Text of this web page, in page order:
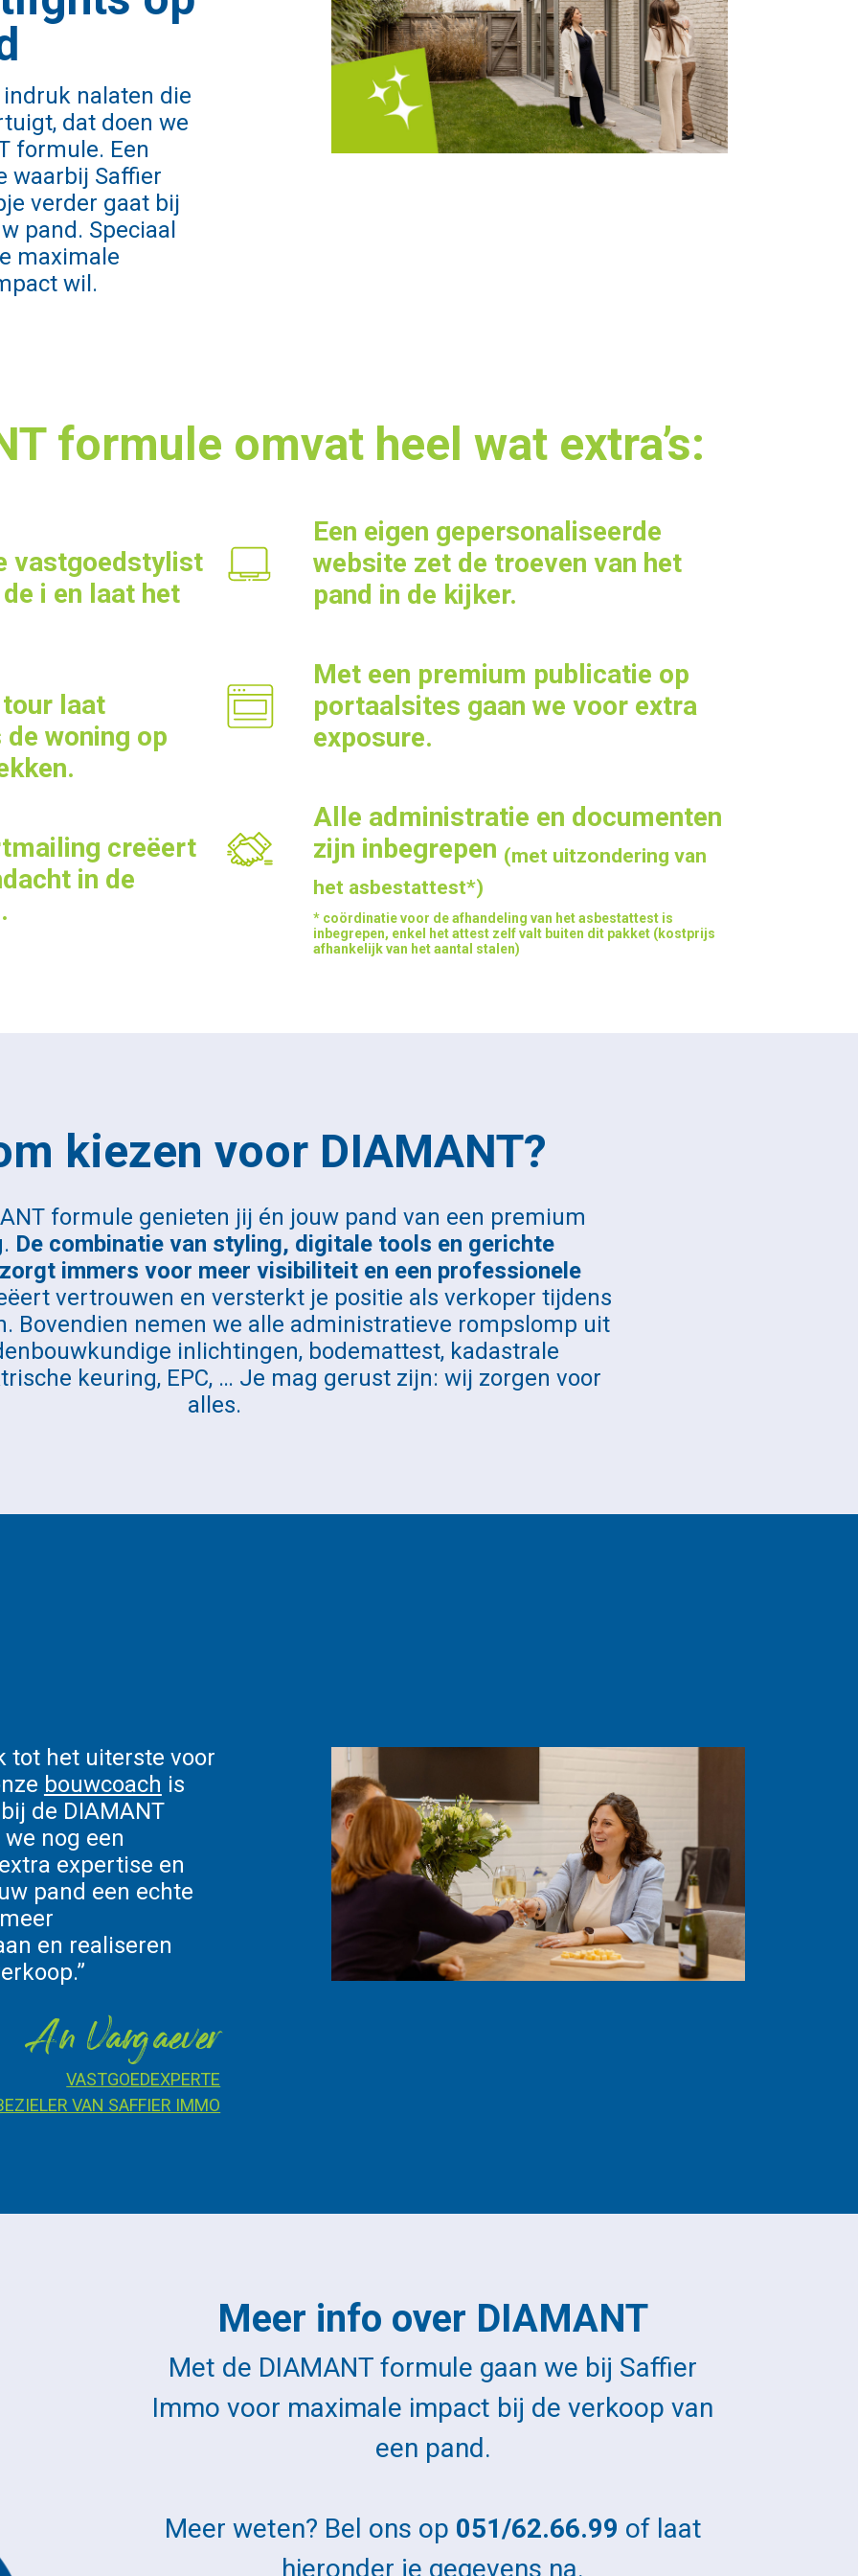
nalaten die
dat doen we
formule. Een
waarbij Saffier
verder gaat bij
pand. Speciaal
maximale
wil.
formule omvat heel wat extra’s:
vastgoedstylist
i en laat het
laat
woning op
creëert
in de
Een eigen gepersonaliseerde
website zet de troeven van het
pand in de kijker.
Met een premium publicatie op
portaalsites gaan we voor extra
exposure.
Alle administratie en documenten
zijn inbegrepen (met uitzondering van
het asbestattest*)
* coördinatie voor de afhandeling van het asbestattest is
inbegrepen, enkel het attest zelf valt buiten dit pakket (kostprijs
afhankelijk van het aantal stalen)
kiezen voor DIAMANT?
formule genieten jij én jouw pand van een premium
De combinatie van styling, digitale tools en gerichte
immers voor meer visibiliteit en een professionele
vertrouwen en versterkt je positie als verkoper tijdens
Bovendien nemen we alle administratieve rompslomp uit
inlichtingen, bodemattest, kadastrale
keuring, EPC, … Je mag gerust zijn: wij zorgen voor
alles.
tot het uiterste voor
bouwcoach is
de DIAMANT
nog een
expertise en
pand een echte
en realiseren
An Vangaever
VASTGOEDEXPERTE
VAN SAFFIER IMMO
Meer info over DIAMANT
Met de DIAMANT formule gaan we bij Saffier
Immo voor maximale impact bij de verkoop van
een pand.
Meer weten? Bel ons op 051/62.66.99 of laat
hieronder je gegevens na.